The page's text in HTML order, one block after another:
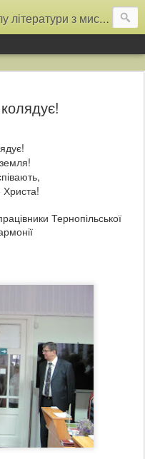
обласної універсальної наукової бібліотеки
Тернопільської